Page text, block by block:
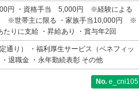
円 ・資格手当 5,000円 ※経験による
※世帯主に限る ・家族手当10,000円 ※
たりに支給 ・昇給あり ・賞与年2回
通り） ・福利厚生サービス（ベネフィッ
退職金 ・永年勤続表彰 その他
e_cni105